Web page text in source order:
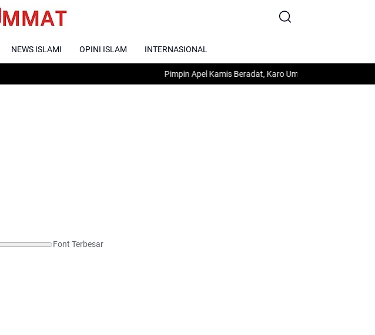
NEWS ISLAMI OPINI ISLAM INTERNASIONAL
Pimpin Apel Kamis Beradat, Karo Umum M. Yuliardi: Tekankan
Font Terbesar